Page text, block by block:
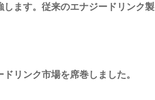
ます。従来のエナジードリンク製
リンク市場を席巻しました。